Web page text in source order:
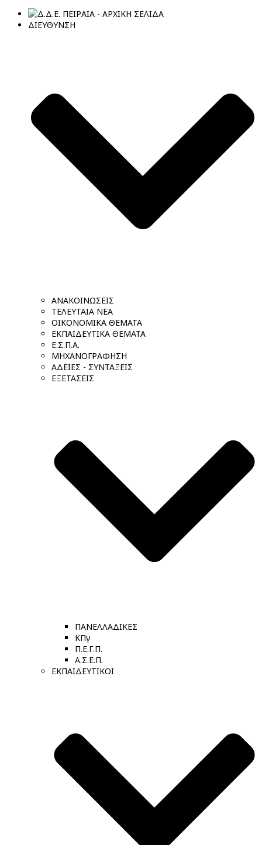
ΔΙΕΥΘΥΝΣΗ
ΑΝΑΚΟΙΝΩΣΕΙΣ
ΤΕΛΕΥΤΑΙΑ ΝΕΑ
ΟΙΚΟΝΟΜΙΚΑ ΘΕΜΑΤΑ
ΕΚΠΑΙΔΕΥΤΙΚΑ ΘΕΜΑΤΑ
Ε.Σ.Π.Α.
ΜΗΧΑΝΟΓΡΑΦΗΣΗ
ΑΔΕΙΕΣ - ΣΥΝΤΑΞΕΙΣ
ΕΞΕΤΑΣΕΙΣ
ΠΑΝΕΛΛΑΔΙΚΕΣ
ΚΠγ
Π.Ε.Γ.Π.
Α.Σ.Ε.Π.
ΕΚΠΑΙΔΕΥΤΙΚΟΙ